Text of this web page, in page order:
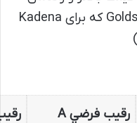
انرژی بهتر. (مثال: Goldshell KD5 که برای Kadena
رقيب فرضي A